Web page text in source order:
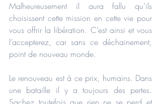
Malheureusement il aura fallu qu’ils
choisissent cette mission en cette vie pour
vous offrir la libération. C’est ainsi et vous
l’accepterez, car sans ce déchainement,
point de nouveau monde.
Le renouveau est à ce prix, humains. Dans
une bataille il y a toujours des pertes.